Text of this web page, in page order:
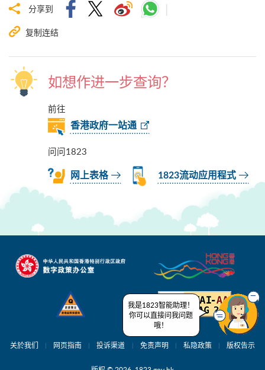
分享到
复制连结
如想作进一步查询？
前往
香港政府一站通
问问1823
网上表格 1823流动应用程式
关於我们 网页指南 投诉渠道 免责声明 私隐政策 版权告示
我是1823智能助理！
你可以直接问我问题
哦！